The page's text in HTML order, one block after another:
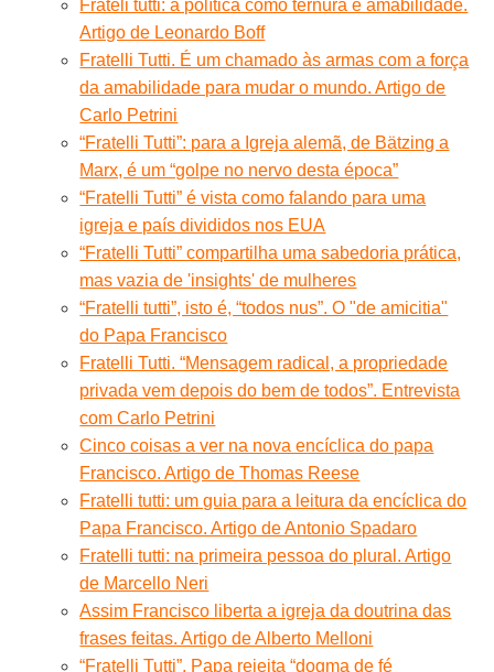
Frateli tutti: a política como ternura e amabilidade.
Artigo de Leonardo Boff
Fratelli Tutti. É um chamado às armas com a força
da amabilidade para mudar o mundo. Artigo de
Carlo Petrini
“Fratelli Tutti”: para a Igreja alemã, de Bätzing a
Marx, é um “golpe no nervo desta época”
“Fratelli Tutti” é vista como falando para uma
igreja e país divididos nos EUA
“Fratelli Tutti” compartilha uma sabedoria prática,
mas vazia de 'insights' de mulheres
“Fratelli tutti”, isto é, “todos nus”. O "de amicitia"
do Papa Francisco
Fratelli Tutti. “Mensagem radical, a propriedade
privada vem depois do bem de todos”. Entrevista
com Carlo Petrini
Cinco coisas a ver na nova encíclica do papa
Francisco. Artigo de Thomas Reese
Fratelli tutti: um guia para a leitura da encíclica do
Papa Francisco. Artigo de Antonio Spadaro
Fratelli tutti: na primeira pessoa do plural. Artigo
de Marcello Neri
Assim Francisco liberta a igreja da doutrina das
frases feitas. Artigo de Alberto Melloni
“Fratelli Tutti”. Papa rejeita “dogma de fé